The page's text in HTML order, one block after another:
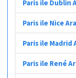
Paris ile Dublin
Paris ile Nice
Paris ile Madrid
Paris ile René